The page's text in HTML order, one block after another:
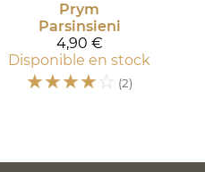
Prym
Parsinsieni
4,90 €
Disponible en stock
☆☆☆☆☆ (2)